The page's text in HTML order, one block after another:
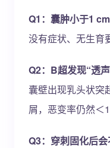
Q1：囊肿小于1
没有症状、无生育
Q2：B超发现“透
囊壁出现乳头状突
屑，恶变率仍然＜
Q3：穿刺固化后会